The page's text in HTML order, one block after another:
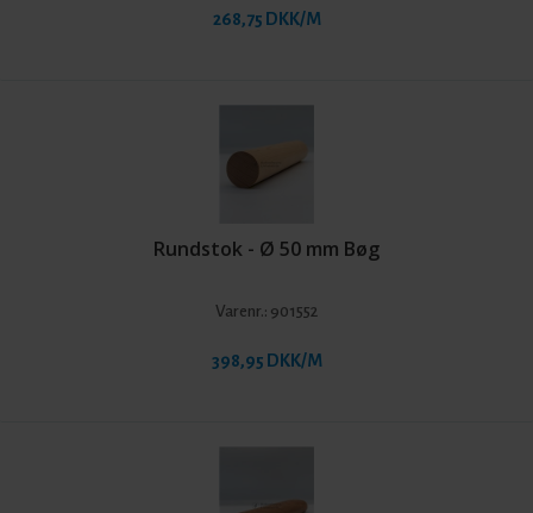
268,75 DKK/M
Rundstok - Ø 50 mm Bøg
Varenr.: 901552
398,95 DKK/M